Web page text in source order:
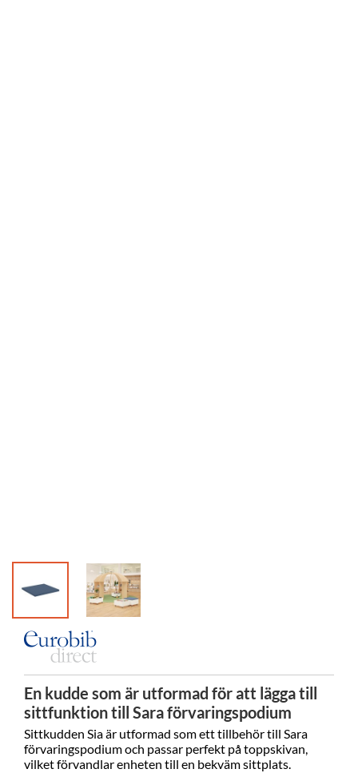
En kudde som är utformad för att lägga till
sittfunktion till Sara förvaringspodium
Sittkudden Sia är utformad som ett tillbehör till Sara
förvaringspodium och passar perfekt på toppskivan,
vilket förvandlar enheten till en bekväm sittplats.